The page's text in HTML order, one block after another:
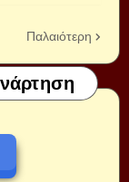
Παλαιότερη